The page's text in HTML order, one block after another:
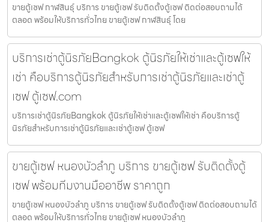
ขายตู้เซฟ กาฬสินธุ์ บริการ ขายตู้เซฟ รับติดตั้งตู้เซฟ ติดต่อสอบถามได้
ตลอด พร้อมให้บริการทั่วไทย ขายตู้เซฟ กาฬสินธุ์ โดย
บริการเช่าตู้นิรภัยBangkok ตู้นิรภัยให้เช่าและตู้เซฟให้
เช่า คือบริการตู้นิรภัยสำหรับการเช่าตู้นิรภัยและเช่าตู้
เซฟ ตู้เซฟ.com
บริการเช่าตู้นิรภัยBangkok ตู้นิรภัยให้เช่าและตู้เซฟให้เช่า คือบริการตู้
นิรภัยสำหรับการเช่าตู้นิรภัยและเช่าตู้เซฟ ตู้เซฟ
ขายตู้เซฟ หนองบัวลำภู บริการ ขายตู้เซฟ รับติดตั้งตู้
เซฟ พร้อมทีมงานมืออาชีพ ราคาถูก
ขายตู้เซฟ หนองบัวลำภู บริการ ขายตู้เซฟ รับติดตั้งตู้เซฟ ติดต่อสอบถามได้
ตลอด พร้อมให้บริการทั่วไทย ขายตู้เซฟ หนองบัวลำภู